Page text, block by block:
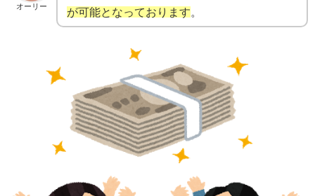
オーリー
が可能となっております